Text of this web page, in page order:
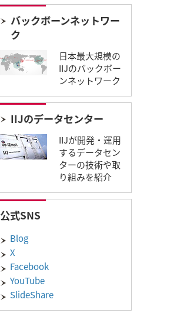
バックボーンネットワー
ク
日本最大規模の
IIJのバックボー
ンネットワーク
IIJのデータセンター
IIJが開発・運用
するデータセン
ターの技術や取
り組みを紹介
公式SNS
Blog
X
Facebook
YouTube
SlideShare